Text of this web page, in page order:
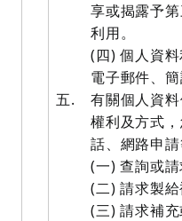
享或揭露予
利用。
(四) 個人資料
電子郵件、簡
五.
有關個人資
權利及方式
話、網路申
(一) 查詢或請
(二) 請求製給
(三) 請求補充